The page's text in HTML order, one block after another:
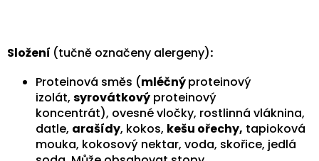
Složení (tučně označeny alergeny):
Proteinová směs (mléčnýproteinový
izolát, syrovátkový proteinový
koncentrát), ovesné vločky, rostlinná vláknina,
datle, arašídy, kokos, kešu ořechy, tapioková
mouka, kokosový nektar, voda, skořice, jedlá